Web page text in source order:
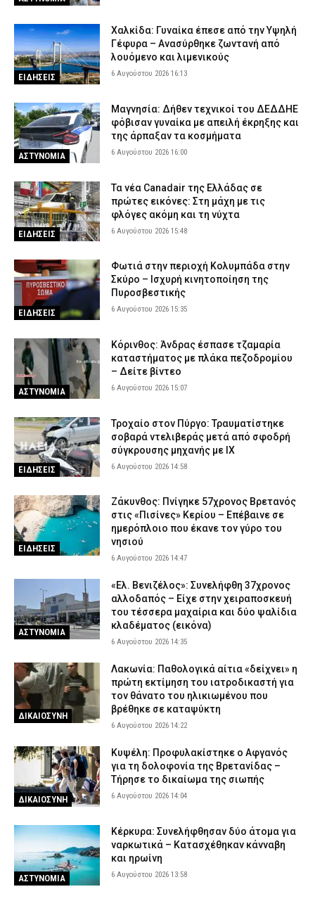
ΕΙΔΗΣΕΙΣ
Χαλκίδα: Γυναίκα έπεσε από την Υψηλή
Γέφυρα – Ανασύρθηκε ζωντανή από
λουόμενο και λιμενικούς
6 Αυγούστου 2026 16:13
ΑΣΤΥΝΟΜΙΑ
Μαγνησία: Δήθεν τεχνικοί του ΔΕΔΔΗΕ
φόβισαν γυναίκα με απειλή έκρηξης και
της άρπαξαν τα κοσμήματα
6 Αυγούστου 2026 16:00
ΕΙΔΗΣΕΙΣ
Τα νέα Canadair της Ελλάδας σε
πρώτες εικόνες: Στη μάχη με τις
φλόγες ακόμη και τη νύχτα
6 Αυγούστου 2026 15:48
ΕΙΔΗΣΕΙΣ
Φωτιά στην περιοχή Κολυμπάδα στην
Σκύρο – Ισχυρή κινητοποίηση της
Πυροσβεστικής
6 Αυγούστου 2026 15:35
ΑΣΤΥΝΟΜΙΑ
Κόρινθος: Άνδρας έσπασε τζαμαρία
καταστήματος με πλάκα πεζοδρομίου
– Δείτε βίντεο
6 Αυγούστου 2026 15:07
ΕΙΔΗΣΕΙΣ
Τροχαίο στον Πύργο: Τραυματίστηκε
σοβαρά ντελιβεράς μετά από σφοδρή
σύγκρουσης μηχανής με ΙΧ
6 Αυγούστου 2026 14:58
ΕΙΔΗΣΕΙΣ
Ζάκυνθος: Πνίγηκε 57χρονος Βρετανός
στις «Πισίνες» Κερίου – Επέβαινε σε
ημερόπλοιο που έκανε τον γύρο του
νησιού
6 Αυγούστου 2026 14:47
ΑΣΤΥΝΟΜΙΑ
«Ελ. Βενιζέλος»: Συνελήφθη 37χρονος
αλλοδαπός – Είχε στην χειραποσκευή
του τέσσερα μαχαίρια και δύο ψαλίδια
κλαδέματος (εικόνα)
6 Αυγούστου 2026 14:35
ΔΙΚΑΙΟΣΥΝΗ
Λακωνία: Παθολογικά αίτια «δείχνει» η
πρώτη εκτίμηση του ιατροδικαστή για
τον θάνατο του ηλικιωμένου που
βρέθηκε σε καταψύκτη
6 Αυγούστου 2026 14:22
ΔΙΚΑΙΟΣΥΝΗ
Κυψέλη: Προφυλακίστηκε ο Αφγανός
για τη δολοφονία της Βρετανίδας –
Τήρησε το δικαίωμα της σιωπής
6 Αυγούστου 2026 14:04
ΑΣΤΥΝΟΜΙΑ
Κέρκυρα: Συνελήφθησαν δύο άτομα για
ναρκωτικά – Κατασχέθηκαν κάνναβη
και ηρωίνη
6 Αυγούστου 2026 13:58